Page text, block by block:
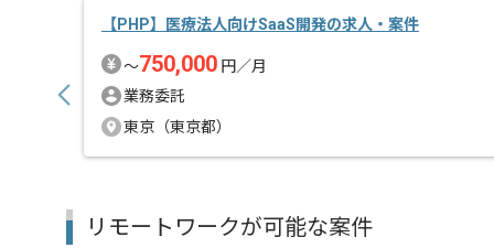
今回は老舗エンタメホビー企業との協調開発となって
フルリモートかつ作業時間も融通が効く案件となってお
非常におすすめの案件となっております。
【PHP】医療法人向けSaaS開発の求人・案件
〜750,000 円／月
業務委託
東京（東京都）
リモートワークが可能な案件